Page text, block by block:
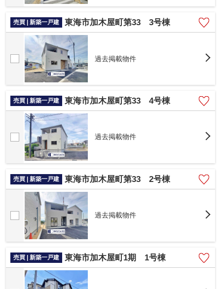
売買 | 新築一戸建 東海市加木屋町第33 3号棟
過去掲載物件
売買 | 新築一戸建 東海市加木屋町第33 4号棟
過去掲載物件
売買 | 新築一戸建 東海市加木屋町第33 2号棟
過去掲載物件
売買 | 新築一戸建 東海市加木屋町1期 1号棟